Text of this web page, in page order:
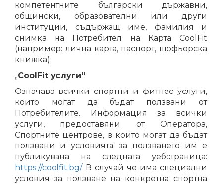
компетентните български държавни,
общински, образователни или други
институции, съдържащ име, фамилия и
снимка на Потребител на Карта CoolFit
(например: лична карта, паспорт, шофьорска
книжка);
„CoolFit услуги“
Означава всички спортни и фитнес услуги,
които могат да бъдат ползвани от
Потребителите. Информация за всички
услуги, предоставяни от Оператора,
Спортните центрове, в които могат да бъдат
ползвани и условията за ползването им е
публикувана на следната уебстраница:
https://coolfit.bg/. В случай че има специални
условия за ползване на конкретна спортна